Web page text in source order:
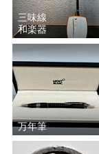
三味線
和楽器
万年筆